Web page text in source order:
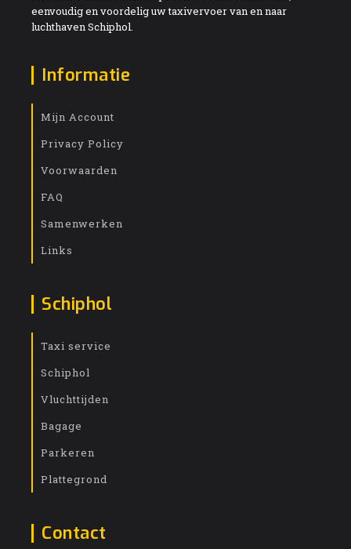
eenvoudig en voordelig uw taxivervoer van en naar
luchthaven Schiphol.
Informatie
Mijn Account
Privacy Policy
Voorwaarden
FAQ
Samenwerken
Links
Schiphol
Taxi service
Schiphol
Vluchttijden
Bagage
Parkeren
Plattegrond
Contact